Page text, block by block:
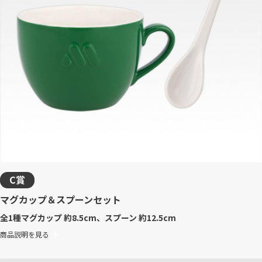
C賞
マグカップ＆スプーンセット
全1種マグカップ 約8.5cm、スプーン 約12.5cm
商品説明を見る